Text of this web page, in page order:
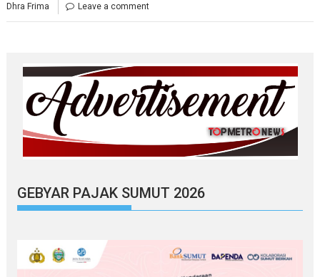
Dhra Frima
Leave a comment
GEBYAR PAJAK SUMUT 2026